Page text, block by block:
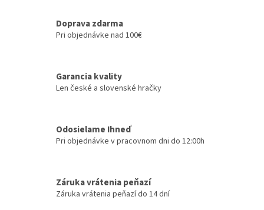
Doprava zdarma
Pri objednávke nad 100€
Garancia kvality
Len české a slovenské hračky
Odosielame Ihneď
Pri objednávke v pracovnom dni do 12:00h
Záruka vrátenia peňazí
Záruka vrátenia peňazí do 14 dní